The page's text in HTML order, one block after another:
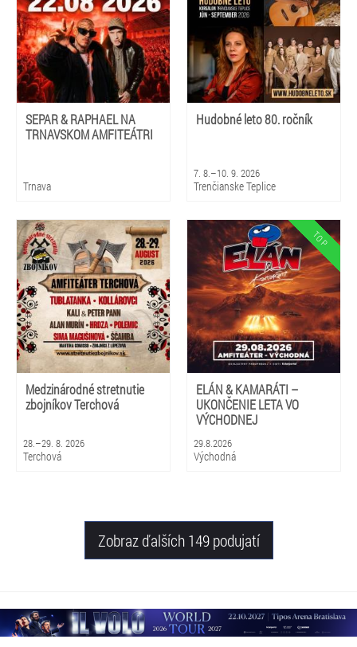
SEPAR & RAPHAEL NA
TRNAVSKOM AMFITEÁTRI
Trnava
Hudobné leto 80. ročník
7. 8.–10. 9. 2026
Trenčianske Teplice
Medzinárodné stretnutie
zbojníkov Terchová
28.–29. 8. 2026
Terchová
ELÁN & KAMARÁTI –
UKONČENIE LETA VO
VÝCHODNEJ
29.8.2026
Východná
Zobraz ďalších 149 podujatí